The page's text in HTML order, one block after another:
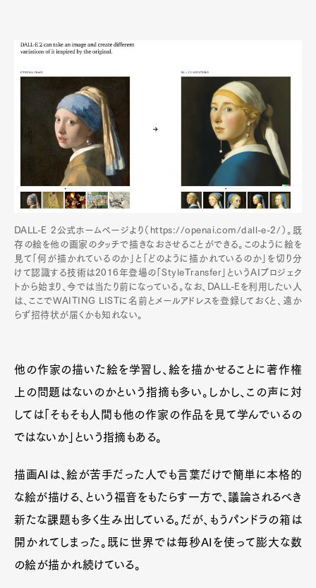
DALL-E 2公式ホームページより（https://openai.com/dall-e-2/）。既
存の絵を他の画家のタッチで描きなおさせることができる。このように絵を
見て「何が描かれているのか」と「どのように描かれているのか」を切り分
けて認識する技術は2016年登場の「StyleTransfer」というAIプロジェク
トから始まり、今では当たり前になっている。なお、DALL-Eを利用したい人
は、ここでWAITING LISTに名前とメールアドレスを登録しておくと、遠か
らず招待状が届くかも知れない。
他の作家の描いた絵を学習し、絵を描かせることに著作権
上の問題はないのかという指摘も多い。しかし、この声に対
しては「そもそも人間も他の作家の作品を見て学んでいるの
ではないか」という指摘もある。
描画AIは、絵が苦手だった人でも言葉だけで簡単に本格的
な絵が描ける、という福音をもたらす一方で、議論されるべき
新たな課題も多く生み出している。だが、もうパンドラの箱は
開かれてしまった。既に世界では毎秒AIを使って膨大な数
の絵が描かれ続けている。